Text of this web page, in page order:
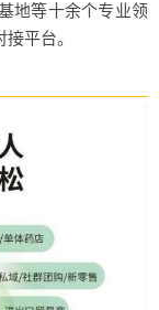
地等十余个专业领
平台。